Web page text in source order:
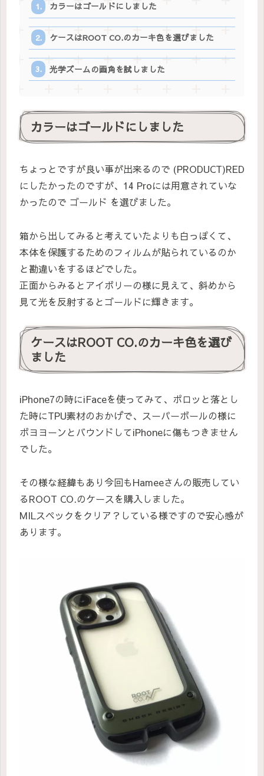
カラーはゴールドにしました
ケースはROOT CO.のカーキ色を選びました
光学ズームの画角を試しました
カラーはゴールドにしました
ちょっとですが良い事が出来るので (PRODUCT)RED
にしたかったのですが、14 Proには用意されていな
かったので ゴールド を選びました。
箱から出してみると考えていたよりも白っぽくて、
本体を保護するためのフィルムが貼られているのか
と勘違いをするほどでした。
正面からみるとアイボリーの様に見えて、斜めから
見て光を反射するとゴールドに輝きます。
ケースはROOT CO.のカーキ色を選び
ました
iPhone7の時にiFaceを使ってみて、ポロッと落とし
た時にTPU素材のおかげで、スーパーボールの様に
ボヨヨーンとバウンドしてiPhoneに傷もつきません
でした。
その様な経緯もあり今回もHameeさんの販売してい
るROOT CO.のケースを購入しました。
MILスペックをクリア？している様ですので安心感が
あります。